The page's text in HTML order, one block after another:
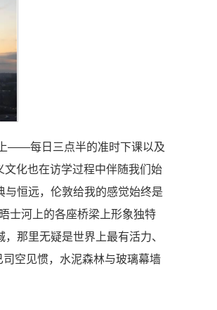
上——每日三点半的准时下课以及
化也在访学过程中伴随我们始
恒远，伦敦给我的感觉始终是
士河上的各座桥梁上形象独特
那里无疑是世界上最有活力、
空见惯，水泥森林与玻璃幕墙